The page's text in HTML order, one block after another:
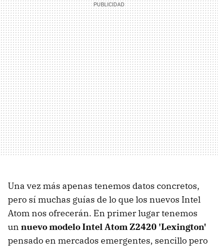
Una vez más apenas tenemos datos concretos,
pero sí muchas guías de lo que los nuevos Intel
Atom nos ofrecerán. En primer lugar tenemos
un nuevo modelo Intel Atom Z2420 'Lexington'
pensado en mercados emergentes, sencillo pero